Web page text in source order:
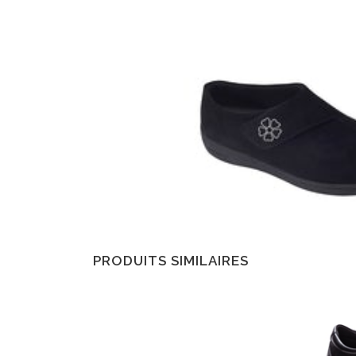
PRODUITS SIMILAIRES